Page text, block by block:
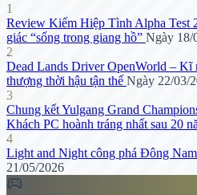
1
Review Kiếm Hiệp Tình Alpha Test
giác “sống trong giang hồ” Ngày 18/
2
Dead Lands Driver OpenWorld – Kĩ
thượng thời hậu tận thế Ngày 22/03/
3
Chung kết Yulgang Grand
Khách PC hoành tráng nhất sau 20
4
Light and Night công phá Đông
21/05/2026
sports_esports